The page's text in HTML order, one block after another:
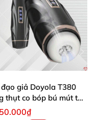
giả Doyola T380
thụt co bóp bú mút tự
cao cấp